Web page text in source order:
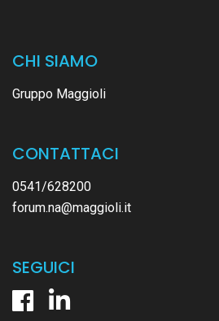
CHI SIAMO
Gruppo Maggioli
CONTATTACI
0541/628200
forum.na@maggioli.it
SEGUICI